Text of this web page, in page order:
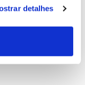
detalhes
voluntários